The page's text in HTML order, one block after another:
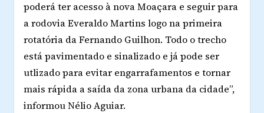
poderá ter acesso à nova Moaçara e seguir para
a rodovia Everaldo Martins logo na primeira
rotatória da Fernando Guilhon. Todo o trecho
está pavimentado e sinalizado e já pode ser
utlizado para evitar engarrafamentos e tornar
mais rápida a saída da zona urbana da cidade”,
informou Nélio Aguiar.